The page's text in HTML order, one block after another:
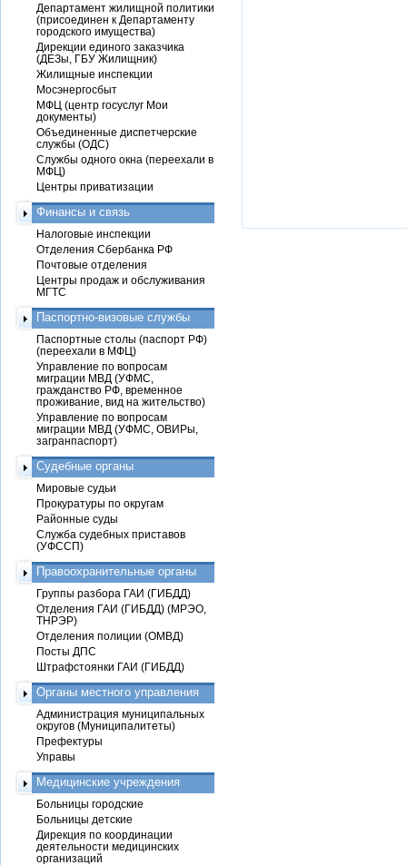
Департамент жилищной политики
(присоединен к Департаменту
городского имущества)
Дирекции единого заказчика
(ДЕЗы, ГБУ Жилищник)
Жилищные инспекции
Мосэнергосбыт
МФЦ (центр госуслуг Мои
документы)
Объединенные диспетчерские
службы (ОДС)
Службы одного окна (переехали в
МФЦ)
Центры приватизации
Финансы и связь
Налоговые инспекции
Отделения Сбербанка РФ
Почтовые отделения
Центры продаж и обслуживания
МГТС
Паспортно-визовые службы
Паспортные столы (паспорт РФ)
(переехали в МФЦ)
Управление по вопросам
миграции МВД (УФМС,
гражданство РФ, временное
проживание, вид на жительство)
Управление по вопросам
миграции МВД (УФМС, ОВИРы,
загранпаспорт)
Судебные органы
Мировые судьи
Прокуратуры по округам
Районные суды
Служба судебных приставов
(УФССП)
Правоохранительные органы
Группы разбора ГАИ (ГИБДД)
Отделения ГАИ (ГИБДД) (МРЭО,
ТНРЭР)
Отделения полиции (ОМВД)
Посты ДПС
Штрафстоянки ГАИ (ГИБДД)
Органы местного управления
Администрация муниципальных
округов (Муниципалитеты)
Префектуры
Управы
Медицинские учреждения
Больницы городские
Больницы детские
Дирекция по координации
деятельности медицинских
организаций